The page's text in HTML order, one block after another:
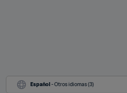
Español - Otros idiomas (3)